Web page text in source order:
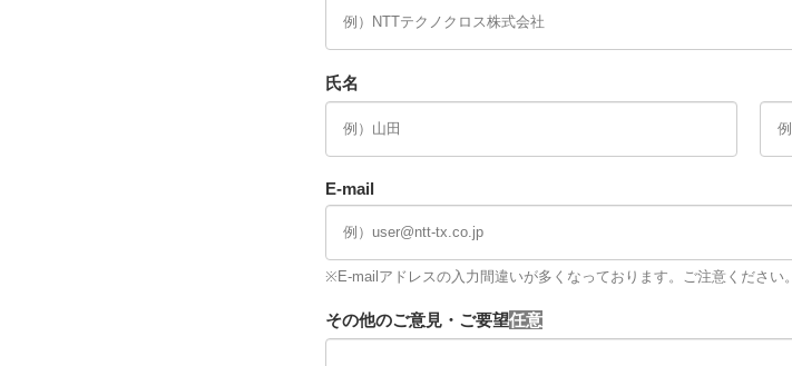
氏名
E-mail
※E-mailアドレスの入力間違いが多くなっております。ご注意ください。
その他のご意見・ご要望